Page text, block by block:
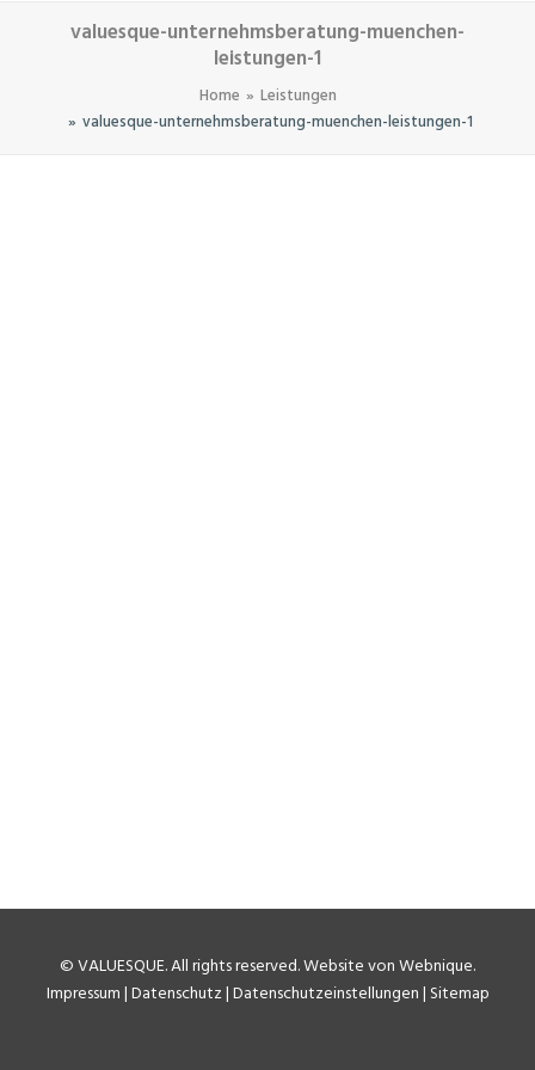
valuesque-unternehmsberatung-muenchen-
leistungen-1
Home
Leistungen
valuesque-unternehmsberatung-muenchen-leistungen-1
©VALUESQUE. All rights reserved.Website von Webnique.
Impressum|Datenschutz|Datenschutzeinstellungen| Sitemap